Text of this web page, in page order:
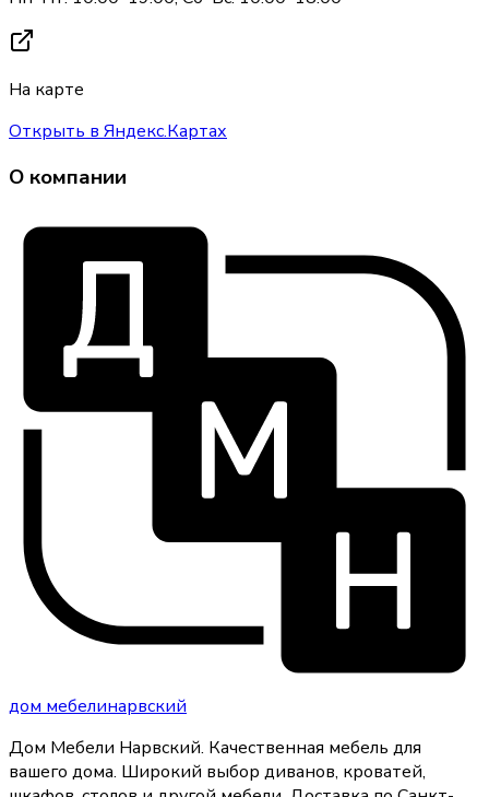
На карте
Открыть в Яндекс.Картах
О компании
дом мебелинарвский
Дом Мебели Нарвский. Качественная мебель для
вашего дома. Широкий выбор диванов, кроватей,